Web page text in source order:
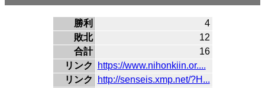
勝利
4
敗北
12
合計
16
リンク
https://www.nihonkiin.or....
リンク
http://senseis.xmp.net/?H...